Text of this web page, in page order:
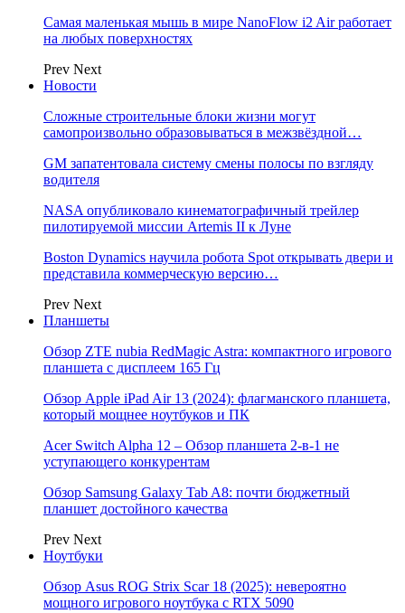
Самая маленькая мышь в мире NanoFlow i2 Air работает
на любых поверхностях
Prev Next
Новости
Сложные строительные блоки жизни могут
самопроизвольно образовываться в межзвёздной…
GM запатентовала систему смены полосы по взгляду
водителя
NASA опубликовало кинематографичный трейлер
пилотируемой миссии Artemis II к Луне
Boston Dynamics научила робота Spot открывать двери и
представила коммерческую версию…
Prev Next
Планшеты
Обзор ZTE nubia RedMagic Astra: компактного игрового
планшета с дисплеем 165 Гц
Обзор Apple iPad Air 13 (2024): флагманского планшета,
который мощнее ноутбуков и ПК
Acer Switch Alpha 12 – Обзор планшета 2-в-1 не
уступающего конкурентам
Обзор Samsung Galaxy Tab A8: почти бюджетный
планшет достойного качества
Prev Next
Ноутбуки
Обзор Asus ROG Strix Scar 18 (2025): невероятно
мощного игрового ноутбука с RTX 5090